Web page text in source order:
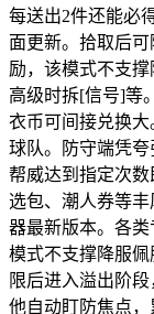
每送出2件还能必
面更新。拾取后
励，该模式不支
高级时拆[信号]等
衣币可间接兑换
球队。防守端凭
帮威达到指定次
选包、潮人券等
器最新版本。各
模式不支撑降服
限后进入溢出阶
他自动盯防焦点